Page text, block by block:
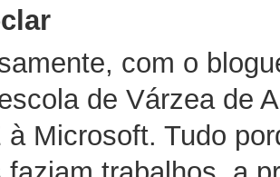
com o
de Várzea de
à Microsoft. Tudo